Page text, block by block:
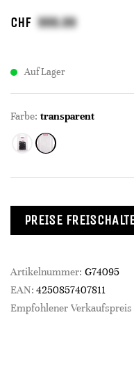
CHF
Auf Lager
Farbe: transparent
PREISE
Artikelnummer: G74095
EAN: 4250857407811
Empfohlener Verkaufspreis